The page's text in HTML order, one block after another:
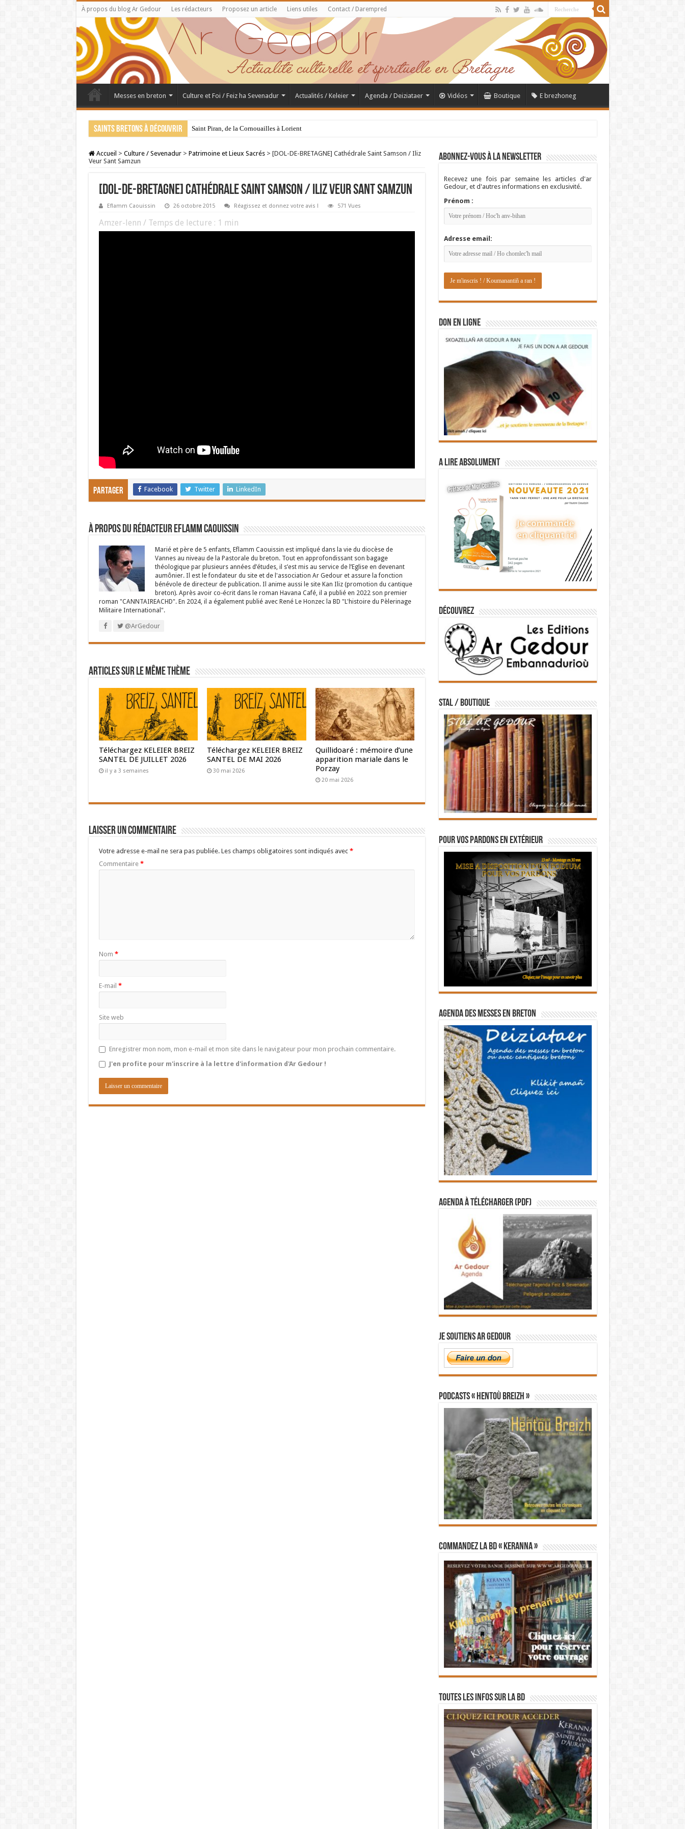
À propos du blog Ar Gedour Les rédacteurs Proposez un article Liens utiles Contact / Darempred
Messes en breton Culture et Foi / Feiz ha Sevenadur Actualités / Keleier Agenda / Deiziataer Vidéos Boutique E brezhoneg
Saints bretons à découvrir Saint Piran, de la Cornouailles à Lorient
Accueil > Culture / Sevenadur > Patrimoine et Lieux Sacrés > [DOL-DE-BRETAGNE] Cathédrale Saint Samson / Iliz
Veur Sant Samzun
[DOL-DE-BRETAGNE] Cathédrale Saint Samson / Iliz Veur Sant Samzun
Eflamm Caouissin 26 octobre 2015 Réagissez et donnez votre avis ! 571 Vues
Amzer-lenn / Temps de lecture : 1 min
Partager Facebook Twitter LinkedIn
À propos du rédacteur Eflamm Caouissin
Marié et père de 5 enfants, Eflamm Caouissin est impliqué dans la vie du diocèse de
Vannes au niveau de la Pastorale du breton. Tout en approfondissant son bagage
théologique par plusieurs années d’études, il s’est mis au service de l’Eglise en devenant
aumônier. Il est le fondateur du site et de l'association Ar Gedour et assure la fonction
bénévole de directeur de publication. Il anime aussi le site Kan Iliz (promotion du cantique
breton). Après avoir co-écrit dans le roman Havana Café, il a publié en 2022 son premier
roman "CANNTAIREACHD". En 2024, il a également publié avec René Le Honzec la BD "L'histoire du Pèlerinage
Militaire International".
@ArGedour
Articles sur le même thème
Téléchargez KELEIER BREIZ
SANTEL DE JUILLET 2026
il y a 3 semaines
Téléchargez KELEIER BREIZ
SANTEL DE MAI 2026
30 mai 2026
Quillidoaré : mémoire d’une
apparition mariale dans le
Porzay
20 mai 2026
Laisser un commentaire
Votre adresse e-mail ne sera pas publiée. Les champs obligatoires sont indiqués avec *
Commentaire *
Nom *
E-mail *
Site web
Enregistrer mon nom, mon e-mail et mon site dans le navigateur pour mon prochain commentaire.
J'en profite pour m'inscrire à la lettre d'information d'Ar Gedour !
Abonnez-vous à la newsletter
Recevez une fois par semaine les articles d'ar
Gedour, et d'autres informations en exclusivité.
Prénom :
Adresse email:
DON EN LIGNE
A lire absolument
Découvrez
STAL / BOUTIQUE
Pour vos pardons en extérieur
Agenda des messes en breton
Agenda à télécharger (PDF)
Je soutiens Ar Gedour
PODCASTS « Hentoù Breizh »
Commandez la BD « Keranna »
Toutes les infos sur la BD